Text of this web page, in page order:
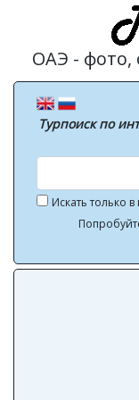
ОАЭ - фото,
Турпоиск по
Искать только